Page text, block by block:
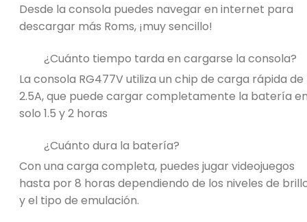
Desde la consola puedes navegar en internet para
descargar más Roms, ¡muy sencillo!
¿Cuánto tiempo tarda en cargarse la consola?
La consola RG477V utiliza un chip de carga rápida de
2.5A, que puede cargar completamente la batería
solo 1.5 y 2 horas
¿Cuánto dura la batería?
Con una carga completa, puedes jugar videojuegos
hasta por 8 horas dependiendo de los niveles de
y el tipo de emulación.